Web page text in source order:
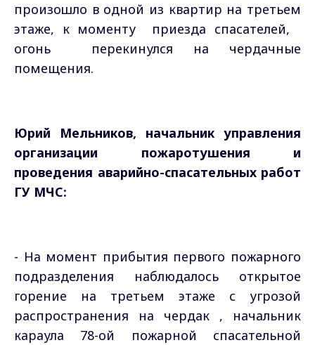
произошло в одной из квартир на третьем
этаже, к моменту приезда спасателей,
огонь перекинулся на чердачные
помещения.
Юрий Мельников, начальник управления
организации пожаротушения и
проведения аварийно-спасательных работ
ГУ МЧС:
- На момент прибытия первого пожарного
подразделения наблюдалось открытое
горение на третьем этаже с угрозой
распространения на чердак , начальник
караула 78-ой пожарной спасательной